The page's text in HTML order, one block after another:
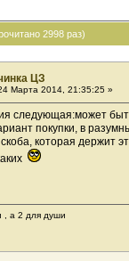
2998 раз)
ЦЗ
Марта 2014, 21:35:25 »
следующая:может
покупки, в
которая держит
, а 2 для души